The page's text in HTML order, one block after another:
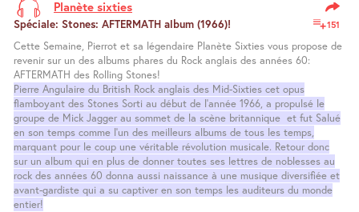
Planète sixties
151
Spéciale: Stones: AFTERMATH album (1966)!
Cette Semaine, Pierrot et sa légendaire Planète Sixties vous propose de
revenir sur un des albums phares du Rock anglais des années 60:
AFTERMATH des Rolling Stones!
Pierre Angulaire du British Rock anglais des Mid-Sixties cet opus
flamboyant des Stones Sorti au début de l’année 1966, a propulsé le
groupe de Mick Jagger au sommet de la scène britannique et fut Salué
en son temps comme l’un des meilleurs albums de tous les temps,
marquant pour le coup une véritable révolution musicale. Retour donc
sur un album qui en plus de donner toutes ses lettres de noblesses au
rock des années 60 donna aussi naissance à une musique diversifiée et
avant-gardiste qui a su captiver en son temps les auditeurs du monde
entier!